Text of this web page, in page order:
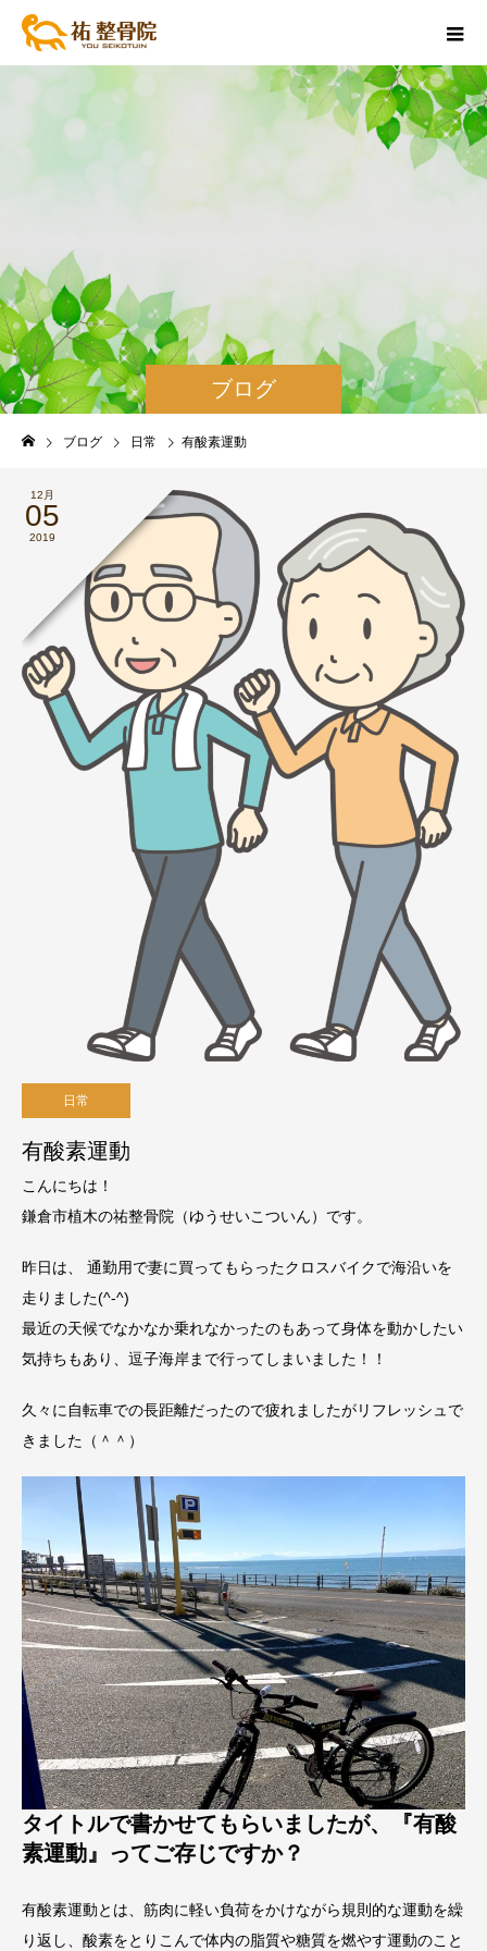
ブログ
ブログ 日常 有酸素運動
12月
05
2019
日常
有酸素運動
こんにちは！
鎌倉市植木の祐整骨院（ゆうせいこついん）です。
昨日は、 通勤用で妻に買ってもらったクロスバイクで海沿いを
走りました(^-^)
最近の天候でなかなか乗れなかったのもあって身体を動かしたい
気持ちもあり、逗子海岸まで行ってしまいました！！
久々に自転車での長距離だったので疲れましたがリフレッシュで
きました（＾＾）
タイトルで書かせてもらいましたが、『有酸
素運動』ってご存じですか？
有酸素運動とは、筋肉に軽い負荷をかけながら規則的な運動を繰
り返し、酸素をとりこんで体内の脂質や糖質を燃やす運動のこと